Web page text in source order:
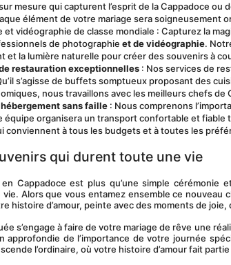
mesure qui capturent l’esprit de la Cappadoce
élément de votre mariage sera soigneusement
et vidéographie de classe mondiale : Capturez la
de photographie et de vidéographie.
et la lumière naturelle pour créer des souvenirs à
restauration exceptionnelles : Nos services de
s’agisse de buffets somptueux proposant des
nous travaillons avec les meilleurs chefs
sans faille : Nous comprenons
équipe organisera un transport confortable et fiable
conviennent à tous les budgets et à toutes les
qui durent toute une vie
Cappadoce est plus qu’une simple cérémonie
Alors que vous entamez ensemble ce nouveau
histoire d’amour, peinte avec des moments de joie,
s’engage à faire de votre mariage de rêve une
approfondie de l’importance de votre journée
l’ordinaire, où votre histoire d’amour fait